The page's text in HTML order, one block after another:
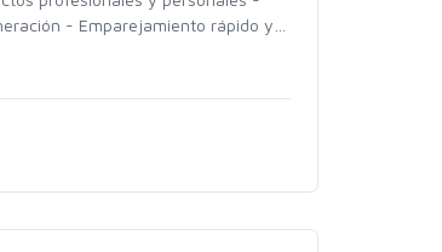
- Emparejamiento rápido y